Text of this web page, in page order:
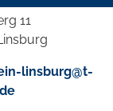
11
linsburg@t-